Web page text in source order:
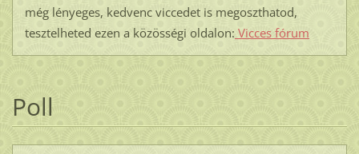
még lényeges, kedvenc viccedet is megoszthatod,
tesztelheted ezen a közösségi oldalon: Vicces fórum
Poll